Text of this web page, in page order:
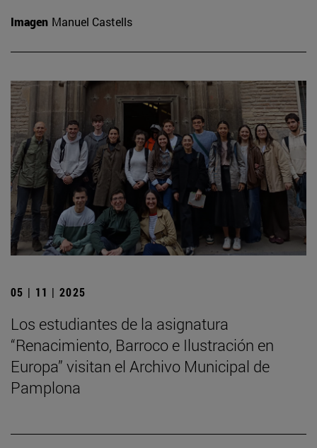
Imagen Manuel Castells
05 | 11 | 2025
Los estudiantes de la asignatura
“Renacimiento, Barroco e Ilustración en
Europa” visitan el Archivo Municipal de
Pamplona